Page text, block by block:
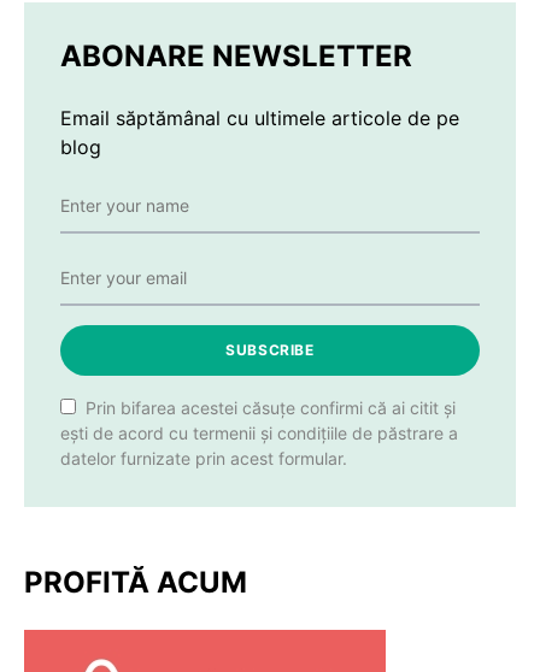
ABONARE NEWSLETTER
Email săptămânal cu ultimele articole de pe
blog
SUBSCRIBE
Prin bifarea acestei căsuțe confirmi că ai citit și
ești de acord cu termenii și condițiile de păstrare a
datelor furnizate prin acest formular.
PROFITĂ ACUM